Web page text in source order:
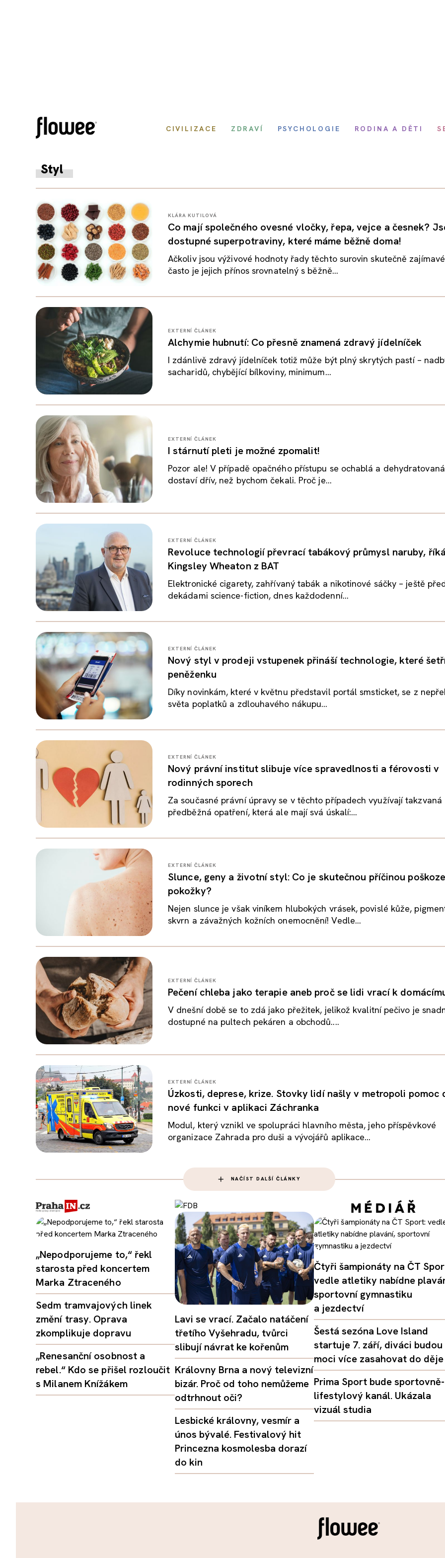
CIVILIZACE ZDRAVÍ PSYCHOLOGIE RODINA A DĚTI
Styl
KLÁRA KUTILOVÁ
Co mají společného ovesné vločky, řepa, vejce a česnek?
dostupné superpotraviny, které máme běžně doma!
Ačkoliv jsou výživové hodnoty řady těchto surovin skutečně
často je jejich přínos srovnatelný s běžně...
EXTERNÍ ČLÁNEK
Alchymie hubnutí: Co přesně znamená zdravý jídelníček
I zdánlivě zdravý jídelníček totiž může být plný skrytých pastí –
sacharidů, chybějící bílkoviny, minimum...
EXTERNÍ ČLÁNEK
I stárnutí pleti je možné zpomalit!
Pozor ale! V případě opačného přístupu se ochablá a
dostaví dřív, než bychom čekali. Proč je...
EXTERNÍ ČLÁNEK
Revoluce technologií převrací tabákový průmysl naruby, říká
Kingsley Wheaton z BAT
Elektronické cigarety, zahřívaný tabák a nikotinové sáčky – ještě
dekádami science-fiction, dnes každodenní...
EXTERNÍ ČLÁNEK
Nový styl v prodeji vstupenek přináší technologie, které
peněženku
Díky novinkám, které v květnu představil portál smsticket, se z
světa poplatků a zdlouhavého nákupu...
EXTERNÍ ČLÁNEK
Nový právní institut slibuje více spravedlnosti a férovosti v
rodinných sporech
Za současné právní úpravy se v těchto případech využívají takzvaná
předběžná opatření, která ale mají svá úskalí:...
EXTERNÍ ČLÁNEK
Slunce, geny a životní styl: Co je skutečnou příčinou
pokožky?
Nejen slunce je však viníkem hlubokých vrásek, povislé kůže,
skvrn a závažných kožních onemocnění! Vedle...
EXTERNÍ ČLÁNEK
Pečení chleba jako terapie aneb proč se lidi vrací k
V dnešní době se to zdá jako přežitek, jelikož kvalitní pečivo je
dostupné na pultech pekáren a obchodů....
EXTERNÍ ČLÁNEK
Úzkosti, deprese, krize. Stovky lidí našly v metropoli pomoc
nové funkci v aplikaci Záchranka
Modul, který vznikl ve spolupráci hlavního města, jeho příspěvkové
organizace Zahrada pro duši a vývojářů aplikace...
NAČÍST DALŠÍ ČLÁNKY
„Nepodporujeme to,“ řekl
starosta před koncertem
Marka Ztraceného
Sedm tramvajových linek
změní trasy. Oprava
zkomplikuje dopravu
„Renesanční osobnost a
rebel.“ Kdo se přišel rozloučit
s Milanem Knížákem
Lavi se vrací. Začalo natáčení
třetího Vyšehradu, tvůrci
slibují návrat ke kořenům
Královny Brna a nový televizní
bizár. Proč od toho nemůžeme
odtrhnout oči?
Lesbické královny, vesmír a
únos bývalé. Festivalový hit
Princezna kosmolesba dorazí
do kin
Čtyři šampionáty na ČT
vedle atletiky nabídne
sportovní gymnastiku
a jezdectví
Šestá sezóna Love Island
startuje 7. září, diváci budou
moci více zasahovat do děje
Prima Sport bude sportovně-
lifestylový kanál. Ukázala
vizuál studia